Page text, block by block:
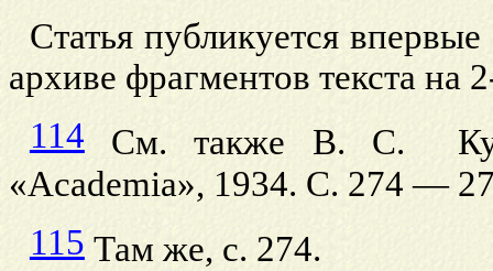
Статья публикуется
архиве фрагментов текста
114См. также В. С.
«Academia», 1934. С. 274 —
115Там же, с. 274.